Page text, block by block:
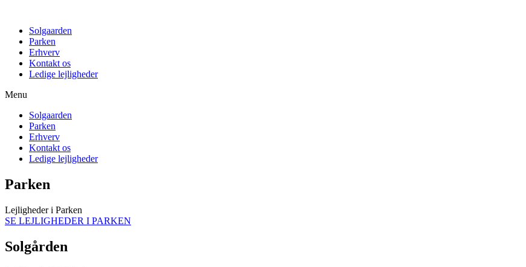
Solgaarden
Parken
Erhverv
Kontakt os
Ledige lejligheder
Menu
Solgaarden
Parken
Erhverv
Kontakt os
Ledige lejligheder
Parken
Lejligheder i Parken
SE LEJLIGHEDER I PARKEN
Solgården